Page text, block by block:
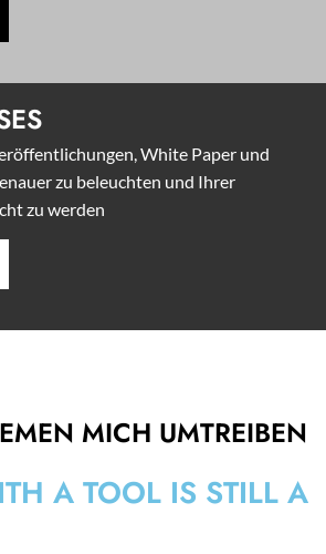
White Paper und
zu beleuchten und Ihrer
zu werden
MICH UMTREIBEN
A TOOL IS STILL A